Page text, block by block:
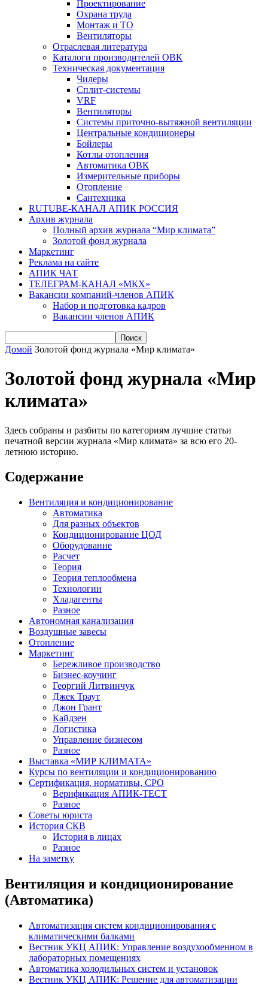
Проектирование
Охрана труда
Монтаж и ТО
Вентиляторы
Отраслевая литература
Каталоги производителей ОВК
Техническая документация
Чилеры
Сплит-системы
VRF
Вентиляторы
Системы приточно-вытяжной вентиляции
Центральные кондиционеры
Бойлеры
Котлы отопления
Автоматика ОВК
Измерительные приборы
Отопление
Сантехника
RUTUBE-КАНАЛ АПИК РОССИЯ
Архив журнала
Полный архив журнала “Мир климата”
Золотой фонд журнала
Маркетинг
Реклама на сайте
АПИК ЧАТ
ТЕЛЕГРАМ-КАНАЛ «МКХ»
Вакансии компаний-членов АПИК
Набор и подготовка кадров
Вакансии членов АПИК
Домой Золотой фонд журнала «Мир климата»
Золотой фонд журнала «Мир
климата»
Здесь собраны и разбиты по категориям лучшие статьи
печатной версии журнала «Мир климата» за всю его 20-
летнюю историю.
Содержание
Вентиляция и кондиционирование
Автоматика
Для разных объектов
Кондиционирование ЦОД
Оборудование
Расчет
Теория
Теория теплообмена
Технологии
Хладагенты
Разное
Автономная канализация
Воздушные завесы
Отопление
Маркетинг
Бережливое производство
Бизнес-коучинг
Георгий Литвинчук
Джек Траут
Джон Грант
Кайдзен
Логистика
Управление бизнесом
Разное
Выставка «МИР КЛИМАТА»
Курсы по вентиляции и кондиционированию
Сертификация, нормативы, СРО
Верификация АПИК-ТЕСТ
Разное
Советы юриста
История СКВ
История в лицах
Разное
На заметку
Вентиляция и кондиционирование
(Автоматика)
Автоматизация систем кондиционирования с
климатическими балками
Вестник УКЦ АПИК: Управление воздухообменном в
лабораторных помещениях
Автоматика холодильных систем и установок
Вестник УКЦ АПИК: Решение для автоматизации